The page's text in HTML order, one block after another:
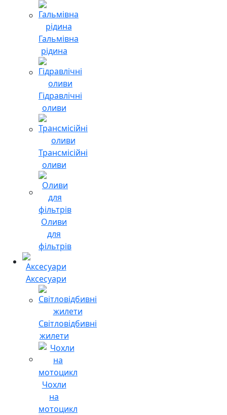
Гальмівна
рідина
Гідравлічні
оливи
Трансмісійні
оливи
Оливи
для
фільтрів
Аксесуари
Світловідбивні
жилети
Чохли
на
мотоцикл